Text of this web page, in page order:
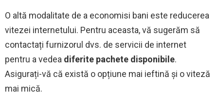
O altă modalitate de a economisi bani este reducerea
vitezei internetului. Pentru aceasta, vă sugerăm să
contactați furnizorul dvs. de servicii de internet
pentru a vedea diferite pachete disponibile.
Asigurați-vă că există o opțiune mai ieftină și o viteză
mai mică.